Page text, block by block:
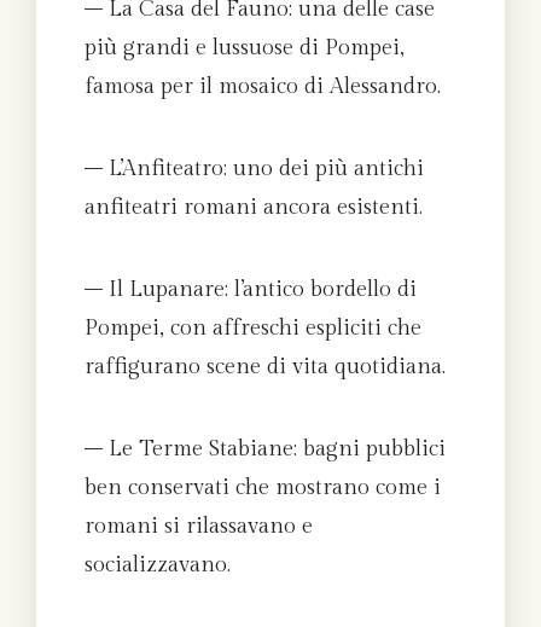
– La Casa del Fauno: una delle case
più grandi e lussuose di Pompei,
famosa per il mosaico di Alessandro.
– L’Anfiteatro: uno dei più antichi
anfiteatri romani ancora esistenti.
– Il Lupanare: l’antico bordello di
Pompei, con affreschi espliciti che
raffigurano scene di vita quotidiana.
– Le Terme Stabiane: bagni pubblici
ben conservati che mostrano come i
romani si rilassavano e
socializzavano.